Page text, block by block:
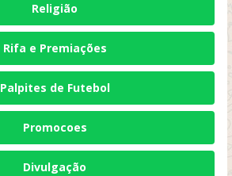
Religião
Rifa e Premiações
Palpites de Futebol
Promocoes
Divulgação